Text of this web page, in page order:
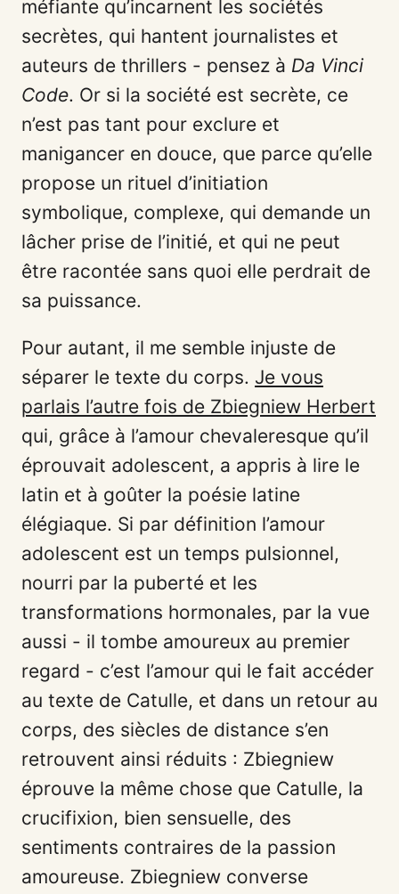
méfiante qu’incarnent les sociétés
secrètes, qui hantent journalistes et
auteurs de thrillers - pensez à Da Vinci
Code. Or si la société est secrète, ce
n’est pas tant pour exclure et
manigancer en douce, que parce qu’elle
propose un rituel d’initiation
symbolique, complexe, qui demande un
lâcher prise de l’initié, et qui ne peut
être racontée sans quoi elle perdrait de
sa puissance.
Pour autant, il me semble injuste de
séparer le texte du corps. Je vous
parlais l’autre fois de Zbiegniew Herbert
qui, grâce à l’amour chevaleresque qu’il
éprouvait adolescent, a appris à lire le
latin et à goûter la poésie latine
élégiaque. Si par définition l’amour
adolescent est un temps pulsionnel,
nourri par la puberté et les
transformations hormonales, par la vue
aussi - il tombe amoureux au premier
regard - c’est l’amour qui le fait accéder
au texte de Catulle, et dans un retour au
corps, des siècles de distance s’en
retrouvent ainsi réduits : Zbiegniew
éprouve la même chose que Catulle, la
crucifixion, bien sensuelle, des
sentiments contraires de la passion
amoureuse. Zbiegniew converse